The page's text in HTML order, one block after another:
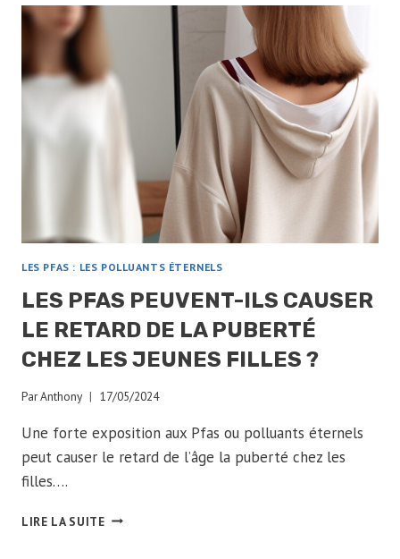
PFAS
:
COMPRENDRE
CONSÉQUENCES
LES PFAS : LES POLLUANTS ÉTERNELS
LES PFAS PEUVENT-ILS CAUSER
LE RETARD DE LA PUBERTÉ
CHEZ LES JEUNES FILLES ?
ParAnthony 17/05/2024
Une forte exposition aux Pfas ou polluants éternels
peut causer le retard de l’âge la puberté chez les
filles….
LIRE LA SUITELES